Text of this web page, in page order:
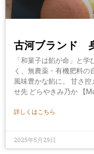
古河ブランド
「和菓子は餡が命」と
く、無農薬・有機肥料の
風味豊かな餡に。 甘さ
せ先 どらやきみ乃か 【
詳しくはこちら
2025年5月29日